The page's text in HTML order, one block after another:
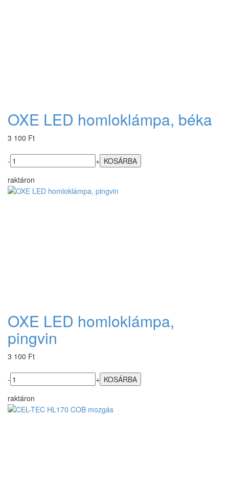
OXE LED homloklámpa, béka
3 100 Ft
-
+
raktáron
OXE LED homloklámpa,
pingvin
3 100 Ft
-
+
raktáron